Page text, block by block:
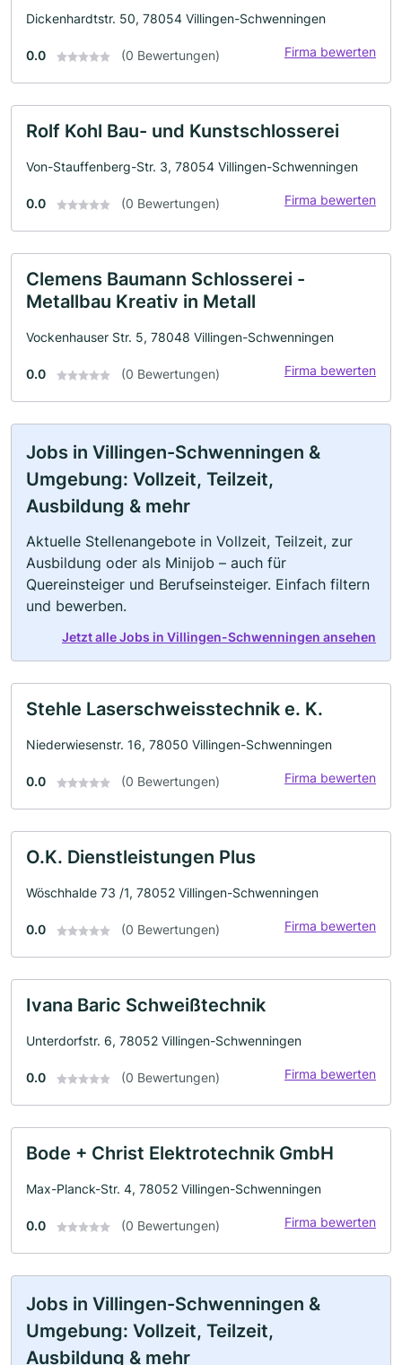
Dickenhardtstr. 50, 78054 Villingen-Schwenningen
0.0 (0 Bewertungen) Firma bewerten
Rolf Kohl Bau- und Kunstschlosserei
Von-Stauffenberg-Str. 3, 78054 Villingen-Schwenningen
0.0 (0 Bewertungen) Firma bewerten
Clemens Baumann Schlosserei -
Metallbau Kreativ in Metall
Vockenhauser Str. 5, 78048 Villingen-Schwenningen
0.0 (0 Bewertungen) Firma bewerten
Jobs in Villingen-Schwenningen &
Umgebung: Vollzeit, Teilzeit,
Ausbildung & mehr
Aktuelle Stellenangebote in Vollzeit, Teilzeit, zur
Ausbildung oder als Minijob – auch für
Quereinsteiger und Berufseinsteiger. Einfach filtern
und bewerben.
Jetzt alle Jobs in Villingen-Schwenningen ansehen
Stehle Laserschweisstechnik e. K.
Niederwiesenstr. 16, 78050 Villingen-Schwenningen
0.0 (0 Bewertungen) Firma bewerten
O.K. Dienstleistungen Plus
Wöschhalde 73 /1, 78052 Villingen-Schwenningen
0.0 (0 Bewertungen) Firma bewerten
Ivana Baric Schweißtechnik
Unterdorfstr. 6, 78052 Villingen-Schwenningen
0.0 (0 Bewertungen) Firma bewerten
Bode + Christ Elektrotechnik GmbH
Max-Planck-Str. 4, 78052 Villingen-Schwenningen
0.0 (0 Bewertungen) Firma bewerten
Jobs in Villingen-Schwenningen &
Umgebung: Vollzeit, Teilzeit,
Ausbildung & mehr